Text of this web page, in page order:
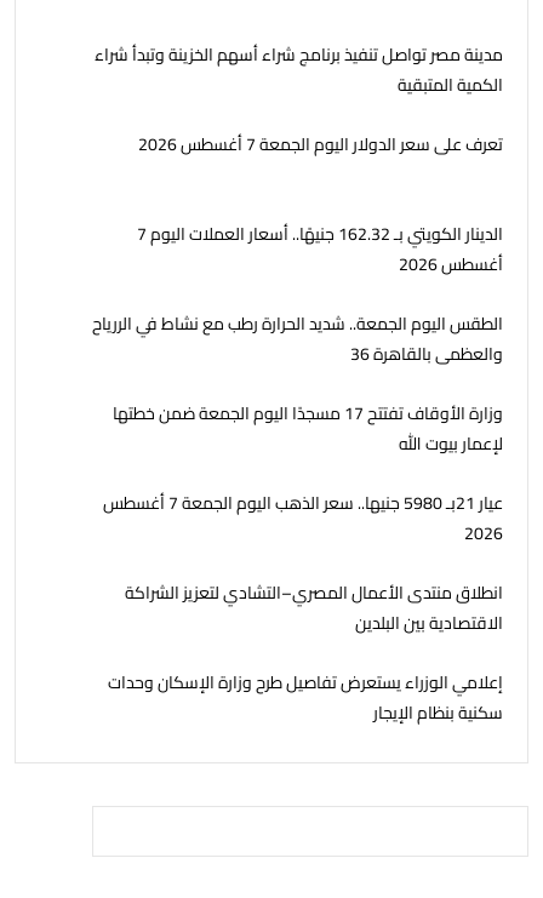
مدينة مصر تواصل تنفيذ برنامج شراء أسهم الخزينة وتبدأ شراء
الكمية المتبقية
تعرف على سعر الدولار اليوم الجمعة 7 أغسطس 2026
الدينار الكويتي بـ 162.32 جنيهًا.. أسعار العملات اليوم 7
أغسطس 2026
الطقس اليوم الجمعة.. شديد الحرارة رطب مع نشاط في الررياح
والعظمى بالقاهرة 36
وزارة الأوقاف تفتتح 17 مسجدًا اليوم الجمعة ضمن خطتها
لإعمار بيوت الله
عيار 21بـ 5980 جنيها.. سعر الذهب اليوم الجمعة 7 أغسطس
2026
انطلاق منتدى الأعمال المصري–التشادي لتعزيز الشراكة
الاقتصادية بين البلدين
إعلامي الوزراء يستعرض تفاصيل طرح وزارة الإسكان وحدات
سكنية بنظام الإيجار